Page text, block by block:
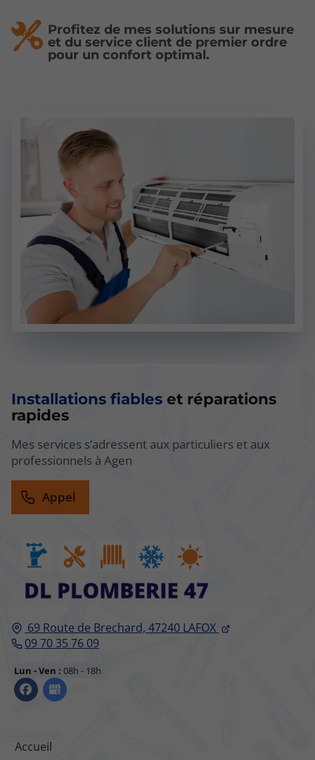
Profitez de mes solutions sur mesure
et du service client de premier ordre
pour un confort optimal.
69 Route de Brechard, 47240 LAFOX
09 70 35 76 09
Lun - Ven : 08h - 18h
Accueil
Installations fiables et réparations
rapides
Mes services s’adressent aux particuliers et aux
professionnels à Agen
Appel